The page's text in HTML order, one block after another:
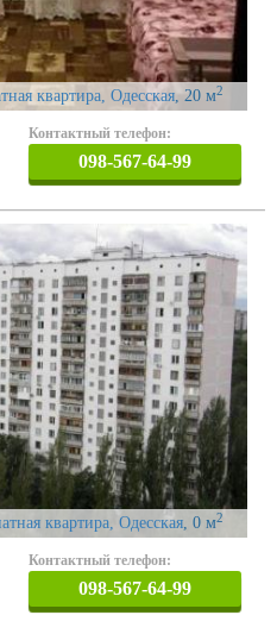
квартира, Одесская, 20 м2
Контактный телефон:
098-567-64-99
квартира, Одесская, 0 м2
Контактный телефон:
098-567-64-99